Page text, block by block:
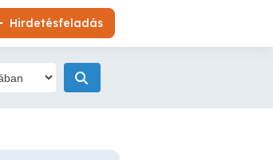
Hirdetésfeladás